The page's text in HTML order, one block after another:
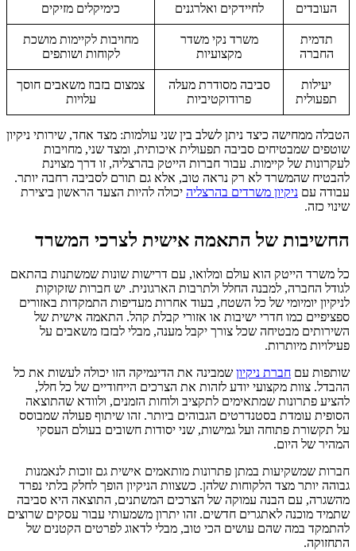
העובדים
לחיידקים ואלרגנים
כימיקלים מזיקים
תדמית
החברה
משרד נקי משדר
מקצועיות
מחויבות לקיימות מושכת
לקוחות ושותפים
יעילות
תפעולית
סביבה מסודרת מעלה
פרודוקטיביות
צמצום בזבוז משאבים חוסך
עלויות
הטבלה ממחישה כיצד ניתן לשלב בין שני עולמות: מצד אחד, שירותי ניקיון
שוטפים שמבטיחים סביבה תפעולית איכותית, ומצד שני, מחויבות
לעקרונות של קיימות. עבור חברות הייטק בהרצליה, זו דרך מצוינת
להבטיח שהמשרד לא רק נראה טוב, אלא גם תורם לסביבה רחבה יותר.
עבודה עם ניקיון משרדים בהרצליה יכולה להיות הצעד הראשון ביצירת
שינוי כזה.
החשיבות של התאמה אישית לצרכי המשרד
כל משרד הייטק הוא עולם ומלואו, עם דרישות שונות שמשתנות בהתאם
לגודל החברה, למבנה החלל ולתרבות הארגונית. יש חברות שזקוקות
לניקיון יומיומי של כל השטח, בעוד אחרות מעדיפות התמקדות באזורים
ספציפיים כמו חדרי ישיבות או אזורי קבלת קהל. התאמה אישית של
השירותים מבטיחה שכל צורך יקבל מענה, מבלי לבזבז משאבים על
פעילויות מיותרות.
שותפות עם חברת ניקיון שמבינה את הדינמיקה הזו יכולה לעשות את כל
ההבדל. צוות מקצועי יודע לזהות את הצרכים הייחודיים של כל חלל,
להציע פתרונות שמתאימים לתקציב ולוחות הזמנים, ולוודא שהתוצאה
הסופית עומדת בסטנדרטים הגבוהים ביותר. זהו שיתוף פעולה שמבוסס
על תקשורת פתוחה ועל גמישות, שני יסודות חשובים בעולם העסקי
המהיר של היום.
חברות שמשקיעות במתן פתרונות מותאמים אישית גם זוכות לנאמנות
גבוהה יותר מצד הלקוחות שלהן. כשצוות הניקיון הופך לחלק בלתי נפרד
מהשגרה, עם הבנה עמוקה של הצרכים המשתנים, התוצאה היא סביבה
שתמיד מוכנה לאתגרים חדשים. זהו יתרון משמעותי עבור עסקים שרוצים
להתמקד במה שהם עושים הכי טוב, מבלי לדאוג לפרטים הקטנים של
התחזוקה.